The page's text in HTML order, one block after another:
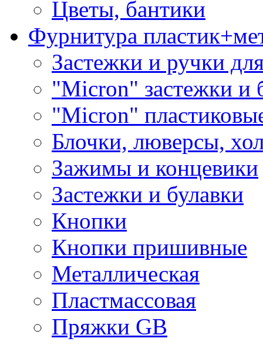
Цветы, бантики
Фурнитура
Застежки и ручки
"Micron" застежки и
"Micron"
Блочки, люверсы,
Зажимы и концевики
Застежки и булавки
Кнопки
Кнопки пришивные
Металлическая
Пластмассовая
Пряжки GB